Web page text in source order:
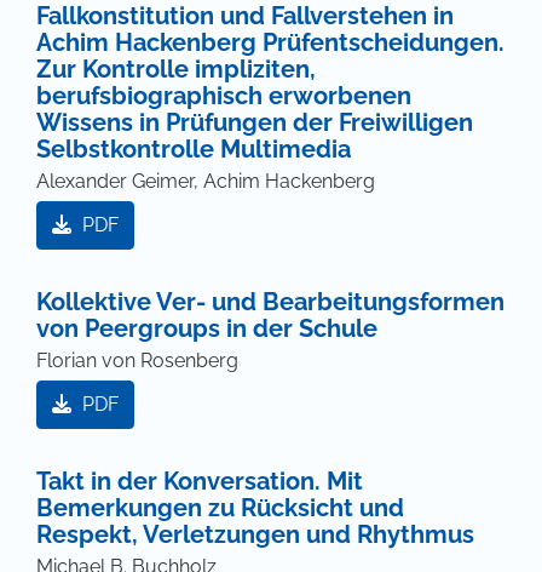
Fallkonstitution und Fallverstehen in
Achim Hackenberg Prüfentscheidungen.
Zur Kontrolle impliziten,
berufsbiographisch erworbenen
Wissens in Prüfungen der Freiwilligen
Selbstkontrolle Multimedia
Alexander Geimer, Achim Hackenberg
PDF
Kollektive Ver- und Bearbeitungsformen
von Peergroups in der Schule
Florian von Rosenberg
PDF
Takt in der Konversation. Mit
Bemerkungen zu Rücksicht und
Respekt, Verletzungen und Rhythmus
Michael B. Buchholz